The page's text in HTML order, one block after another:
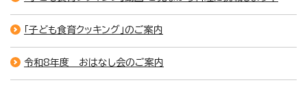
「子ども食育クッキング」のご案内
令和8年度 おはなし会のご案内